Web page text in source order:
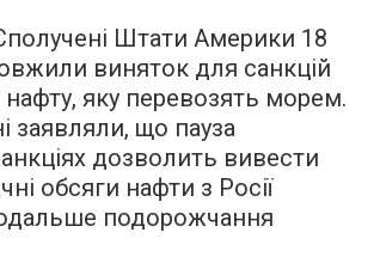
Штати Америки 18
виняток для санкцій
нафту, яку перевозять морем.
заявляли, що пауза
дозволить вивести
обсяги нафти з Росії
подорожчання